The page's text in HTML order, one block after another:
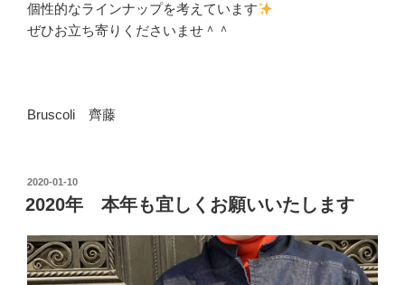
個性的なラインナップを考えています
ぜひお立ち寄りくださいませ＾＾
Bruscoli 齊藤
2020-01-10
2020年 本年も宜しくお願いいたします